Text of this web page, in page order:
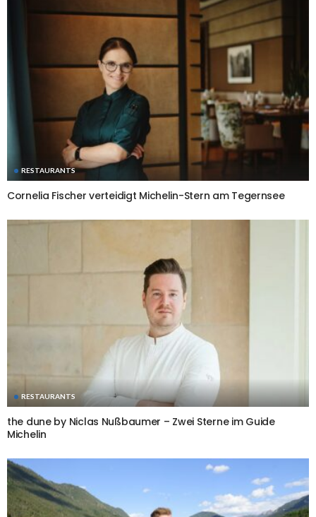
RESTAURANTS
Cornelia Fischer verteidigt Michelin-Stern am Tegernsee
RESTAURANTS
the dune by Niclas Nußbaumer – Zwei Sterne im Guide
Michelin